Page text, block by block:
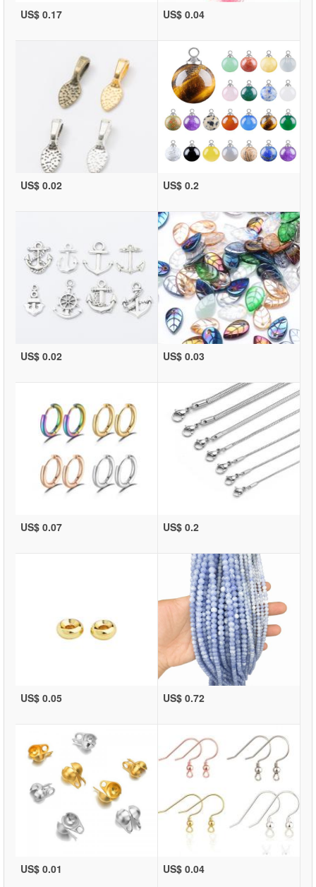
US$ 0.17 US$ 0.04
US$ 0.02 US$ 0.2
US$ 0.02 US$ 0.03
US$ 0.07 US$ 0.2
US$ 0.05 US$ 0.72
US$ 0.01 US$ 0.04